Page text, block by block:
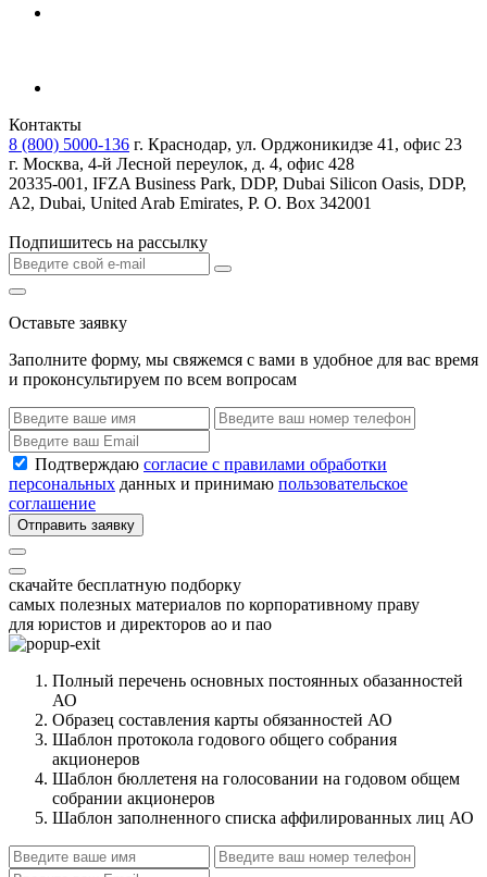
Контакты
8 (800) 5000-136 г. Краснодар, ул. Орджоникидзе 41, офис 23
г. Москва, 4-й Лесной переулок, д. 4, офис 428
20335-001, IFZA Business Park, DDP, Dubai Silicon Oasis, DDP,
A2, Dubai, United Arab Emirates, P. O. Box 342001
Подпишитесь на рассылку
Оставьте заявку
Заполните форму, мы свяжемся с вами в удобное для вас время
и проконсультируем по всем вопросам
Подтверждаю согласие с правилами обработки
персональных данных и принимаю пользовательское
соглашение
Отправить заявку
скачайте бесплатную подборку
самых полезных материалов по корпоративному праву
для юристов и директоров ао и пао
Полный перечень основных постоянных обазанностей
АО
Образец составления карты обязанностей АО
Шаблон протокола годового общего собрания
акционеров
Шаблон бюллетеня на голосовании на годовом общем
собрании акционеров
Шаблон заполненного списка аффилированных лиц АО